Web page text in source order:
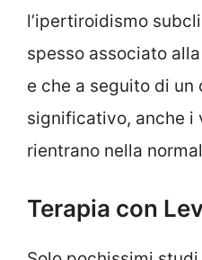
l’ipertiroidismo
spesso associato
e che a seguito di un
significativo, anche i
rientrano nella
Terapia con